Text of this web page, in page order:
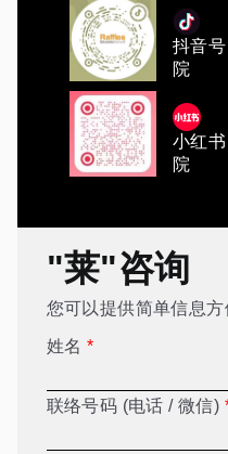
抖音
院
小红
院
"莱"咨询
您可以提供简单信息方
姓名 *
联络号码 (电话 / 微信)